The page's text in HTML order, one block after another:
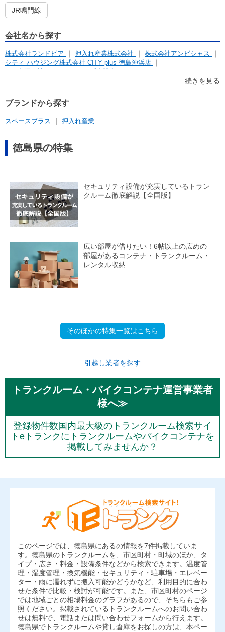
JR鳴門線
会社名から探す
株式会社ランドピア 押入れ産業株式会社
株式会社アンビシャス
シティ ハウジング株式会社 CITY plus 徳島沖浜店
CLS有限会社アパマンショップ鳴門店
続きを見る
ブランドから探す
スペースプラス 押入れ産業
徳島県の特集
セキュリティ設備が充実しているトラン
クルーム徹底解説【全国版】
広い部屋が借りたい！6帖以上の広めの
部屋があるコンテナ・トランクルーム・
レンタル収納
そのほかの特集一覧はこちら
引越し業者を探す
トランクルーム・バイクコンテナ運営事業者
様へ≫
登録物件数国内最大級のトランクルーム検索サイ
トeトランクにトランクルームやバイクコンテナを
掲載してみませんか？
このページでは、徳島県にあるの情報を7件掲載していま
す。徳島県のトランクルームを、市区町村・町域のほか、タ
イプ・広さ・料金・設備条件などから検索できます。温度管
理・湿度管理・換気機能・セキュリティ・駐車場・エレベー
ター・雨に濡れずに搬入可能かどうかなど、利用目的に合わ
せた条件で比較・検討が可能です。また、市区町村のページ
では地域ごとの相場料金のグラフがあるので、そちらもご参
照ください。掲載されているトランクルームへのお問い合わ
せは無料で、電話または問い合わせフォームから行えます。
徳島県でトランクルームや貸し倉庫をお探しの方は、本ペー